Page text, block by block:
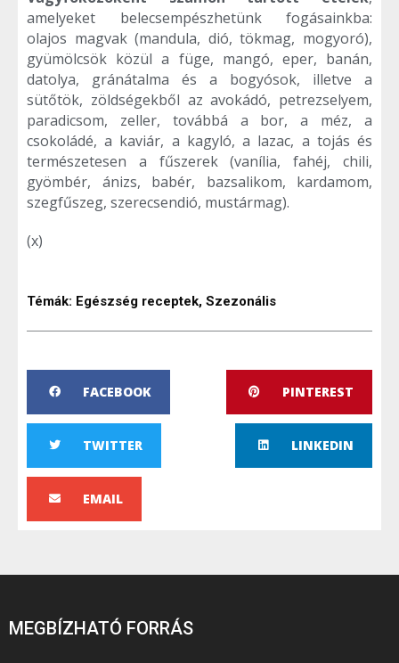
amelyeket belecsempészhetünk fogásainkba:
olajos magvak (mandula, dió, tökmag, mogyoró),
gyümölcsök közül a füge, mangó, eper, banán,
datolya, gránátalma és a bogyósok, illetve a
sütőtök, zöldségekből az avokádó, petrezselyem,
paradicsom, zeller, továbbá a bor, a méz, a
csokoládé, a kaviár, a kagyló, a lazac, a tojás és
természetesen a fűszerek (vanília, fahéj, chili,
gyömbér, ánizs, babér, bazsalikom, kardamom,
szegfűszeg, szerecsendió, mustármag).
(x)
Témák: Egészség receptek, Szezonális
FACEBOOK PINTEREST
TWITTER LINKEDIN
EMAIL
MEGBÍZHATÓ FORRÁS